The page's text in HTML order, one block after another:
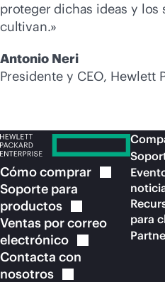
proteger dichas ideas y los
cultivan.»
Antonio Neri
Presidente y CEO, Hewlett
Cómocomprar
Soporte para
productos
Ventas por correo
electrónico
Contacta con
nosotros
para